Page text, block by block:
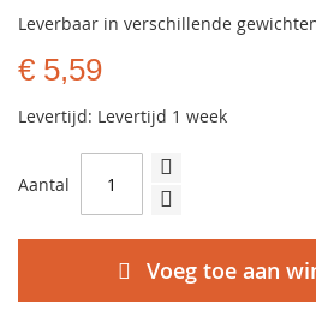
Leverbaar in verschillende
€ 5,59
Levertijd: Levertijd 1 week
Aantal
Voeg toe aan